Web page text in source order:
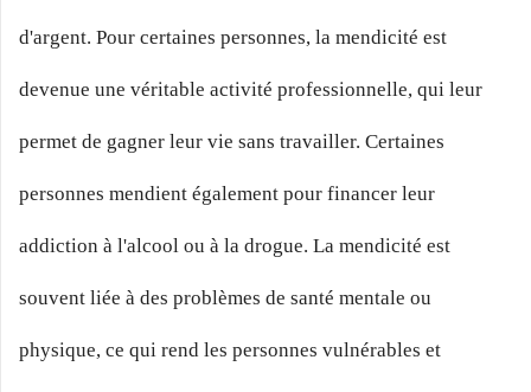
d'argent. Pour certaines personnes, la mendicité est
devenue une véritable activité professionnelle, qui leur
permet de gagner leur vie sans travailler. Certaines
personnes mendient également pour financer leur
addiction à l'alcool ou à la drogue. La mendicité est
souvent liée à des problèmes de santé mentale ou
physique, ce qui rend les personnes vulnérables et